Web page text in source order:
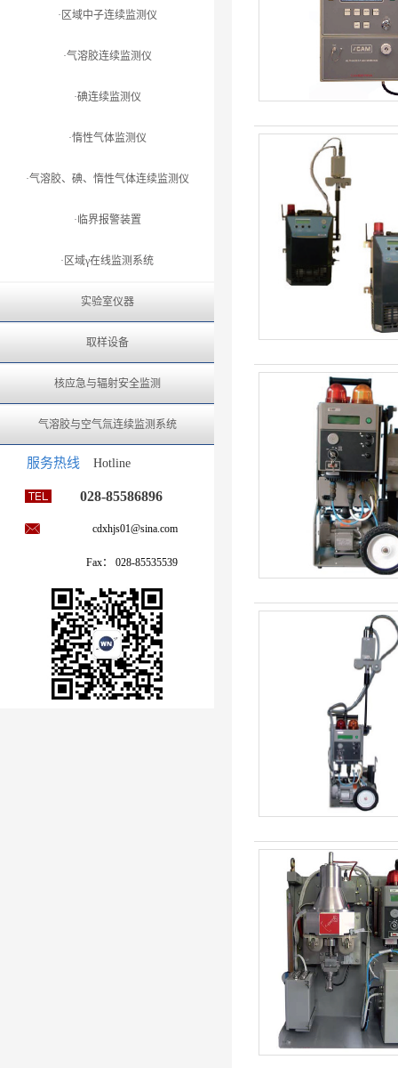
·区域中子连续监测仪
·气溶胶连续监测仪
·碘连续监测仪
·惰性气体监测仪
·气溶胶、碘、惰性气体连续监测仪
·临界报警装置
·区域γ在线监测系统
实验室仪器
取样设备
核应急与辐射安全监测
气溶胶与空气氚连续监测系统
服务热线 Hotline
028-85586896
cdxhjs01@sina.com
Fax： 028-85535539